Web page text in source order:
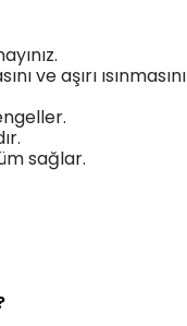
ve aşırı ısınmasını
sağlar.